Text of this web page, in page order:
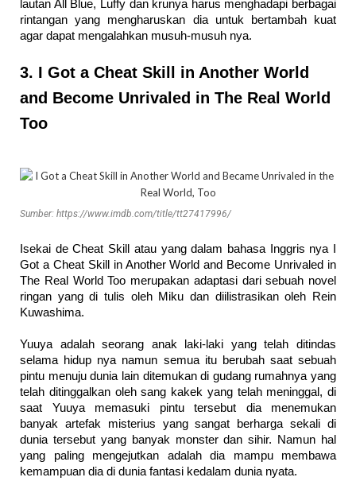
lautan All Blue, Luffy dan krunya harus menghadapi berbagai
rintangan yang mengharuskan dia untuk bertambah kuat
agar dapat mengalahkan musuh-musuh nya.
3. I Got a Cheat Skill in Another World
and Become Unrivaled in The Real World
Too
Sumber: https://www.imdb.com/title/tt27417996/
Isekai de Cheat Skill atau yang dalam bahasa Inggris nya I
Got a Cheat Skill in Another World and Become Unrivaled in
The Real World Too merupakan adaptasi dari sebuah novel
ringan yang di tulis oleh Miku dan diilistrasikan oleh Rein
Kuwashima.
Yuuya adalah seorang anak laki-laki yang telah ditindas
selama hidup nya namun semua itu berubah saat sebuah
pintu menuju dunia lain ditemukan di gudang rumahnya yang
telah ditinggalkan oleh sang kakek yang telah meninggal, di
saat Yuuya memasuki pintu tersebut dia menemukan
banyak artefak misterius yang sangat berharga sekali di
dunia tersebut yang banyak monster dan sihir. Namun hal
yang paling mengejutkan adalah dia mampu membawa
kemampuan dia di dunia fantasi kedalam dunia nyata.